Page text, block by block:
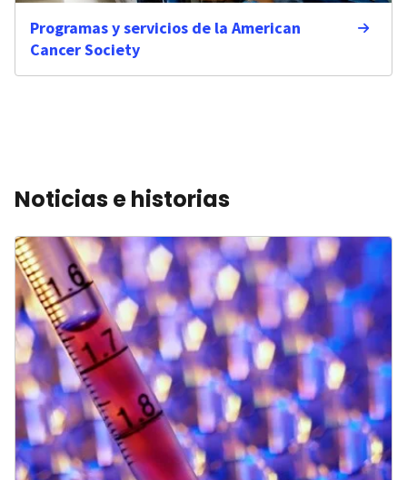
Programas y servicios de la American
Cancer Society
Noticias e historias